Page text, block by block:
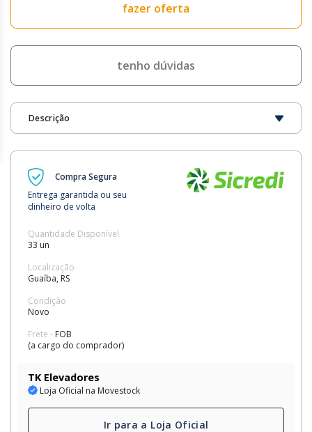
fazer oferta
tenho dúvidas
Descrição
Compra Segura
Entrega garantida ou seu
dinheiro de volta
Quantidade Disponível
33 un
Localização
Guaíba, RS
Condição
Novo
Frete - FOB
(a cargo do comprador)
TK Elevadores
Loja Oficial na Movestock
Ir para a Loja Oficial